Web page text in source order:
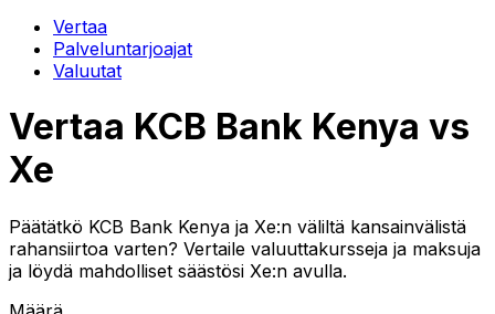
Vertaa
Palveluntarjoajat
Valuutat
Vertaa KCB Bank Kenya vs
Xe
Päätätkö KCB Bank Kenya ja Xe:n väliltä kansainvälistä
rahansiirtoa varten? Vertaile valuuttakursseja ja maksuja
ja löydä mahdolliset säästösi Xe:n avulla.